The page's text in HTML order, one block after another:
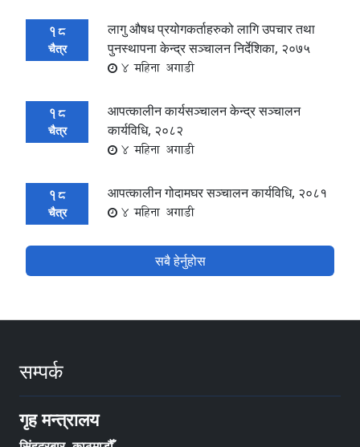
18
चैत्र
लागु औषध प्रयोगकर्ताहरुको लागि उपचार तथा
पुनस्थापना केन्द्र सञ्चालन निर्देशिका, २०७५
4 महिना अगाडी
18
चैत्र
आपत्कालीन कार्यसञ्चालन केन्द्र सञ्चालन
कार्यविधि, २०८२
4 महिना अगाडी
18
चैत्र
आपत्कालीन गोदामघर सञ्चालन कार्यविधि, २०८१
4 महिना अगाडी
सबै हेर्नुहोस
सम्पर्क
गृह मन्त्रालय